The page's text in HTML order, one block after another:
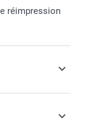
réimpression
et hors frais de